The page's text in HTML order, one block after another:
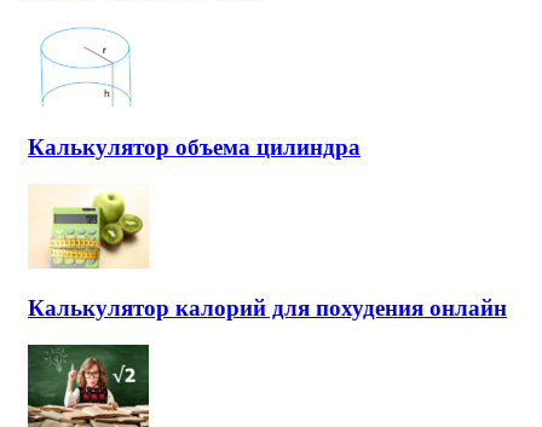
Калькулятор объема цилиндра
Калькулятор калорий для похудения онлайн